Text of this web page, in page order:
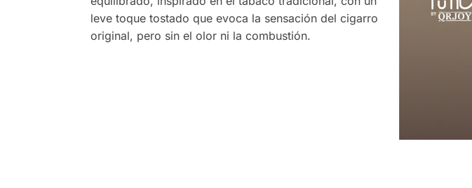
leve toque tostado que evoca la sensación del cigarro
original, pero sin el olor ni la combustión.